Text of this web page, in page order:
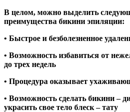
В целом, можно выделить
преимущества бикини эпиляции:
• Быстрое и безболезненное
• Возможность избавиться от
до трех недель
• Процедура оказывает
• Возможность сделать бикини –
украсить свое тело блеск – тату